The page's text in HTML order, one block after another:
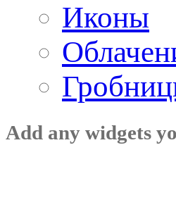
Иконы
Add any widgets